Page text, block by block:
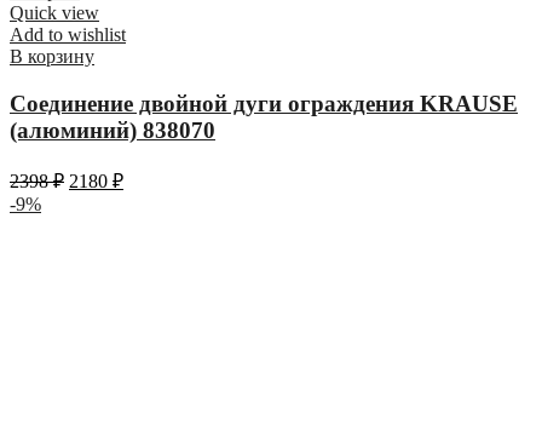
Quick view
Add to wishlist
В корзину
Соединение двойной дуги ограждения KRAUSE
(алюминий) 838070
2398₽ 2180 ₽
-9%